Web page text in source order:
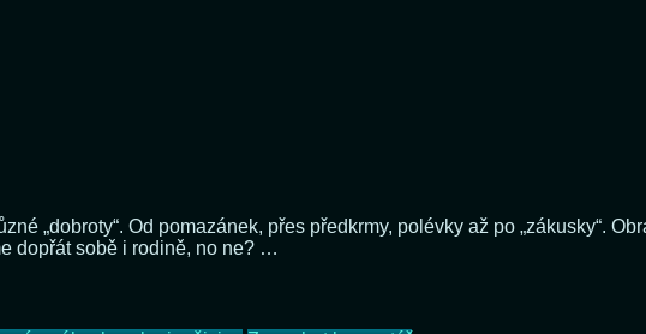
„dobroty“. Od pomazánek, přes předkrmy, polévky až po „zákusky“.
dopřát sobě i rodině, no ne? …